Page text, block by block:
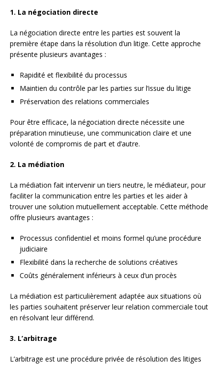
1. La négociation directe
La négociation directe entre les parties est souvent la
première étape dans la résolution d’un litige. Cette approche
présente plusieurs avantages :
Rapidité et flexibilité du processus
Maintien du contrôle par les parties sur l’issue du litige
Préservation des relations commerciales
Pour être efficace, la négociation directe nécessite une
préparation minutieuse, une communication claire et une
volonté de compromis de part et d’autre.
2. La médiation
La médiation fait intervenir un tiers neutre, le médiateur, pour
faciliter la communication entre les parties et les aider à
trouver une solution mutuellement acceptable. Cette méthode
offre plusieurs avantages :
Processus confidentiel et moins formel qu’une procédure
judiciaire
Flexibilité dans la recherche de solutions créatives
Coûts généralement inférieurs à ceux d’un procès
La médiation est particulièrement adaptée aux situations où
les parties souhaitent préserver leur relation commerciale tout
en résolvant leur différend.
3. L’arbitrage
L’arbitrage est une procédure privée de résolution des litiges